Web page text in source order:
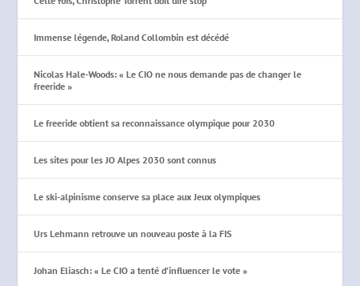
Immense légende, Roland Collombin est décédé
Nicolas Hale-Woods: « Le CIO ne nous demande pas de changer le
freeride »
Le freeride obtient sa reconnaissance olympique pour 2030
Les sites pour les JO Alpes 2030 sont connus
Le ski-alpinisme conserve sa place aux Jeux olympiques
Urs Lehmann retrouve un nouveau poste à la FIS
Johan Eliasch: « Le CIO a tenté d’influencer le vote »